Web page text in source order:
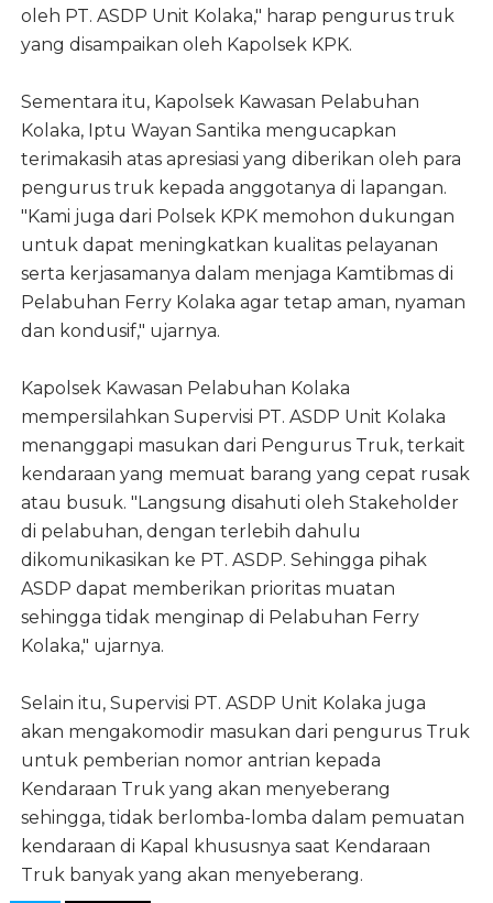
oleh PT. ASDP Unit Kolaka," harap pengurus truk
yang disampaikan oleh Kapolsek KPK.
Sementara itu, Kapolsek Kawasan Pelabuhan
Kolaka, Iptu Wayan Santika mengucapkan
terimakasih atas apresiasi yang diberikan oleh para
pengurus truk kepada anggotanya di lapangan.
"Kami juga dari Polsek KPK memohon dukungan
untuk dapat meningkatkan kualitas pelayanan
serta kerjasamanya dalam menjaga Kamtibmas di
Pelabuhan Ferry Kolaka agar tetap aman, nyaman
dan kondusif," ujarnya.
Kapolsek Kawasan Pelabuhan Kolaka
mempersilahkan Supervisi PT. ASDP Unit Kolaka
menanggapi masukan dari Pengurus Truk, terkait
kendaraan yang memuat barang yang cepat rusak
atau busuk. "Langsung disahuti oleh Stakeholder
di pelabuhan, dengan terlebih dahulu
dikomunikasikan ke PT. ASDP. Sehingga pihak
ASDP dapat memberikan prioritas muatan
sehingga tidak menginap di Pelabuhan Ferry
Kolaka," ujarnya.
Selain itu, Supervisi PT. ASDP Unit Kolaka juga
akan mengakomodir masukan dari pengurus Truk
untuk pemberian nomor antrian kepada
Kendaraan Truk yang akan menyeberang
sehingga, tidak berlomba-lomba dalam pemuatan
kendaraan di Kapal khususnya saat Kendaraan
Truk banyak yang akan menyeberang.